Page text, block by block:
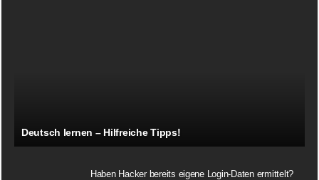
Deutsch lernen – Hilfreiche Tipps!
Haben Hacker bereits eigene Login-Daten ermittelt?